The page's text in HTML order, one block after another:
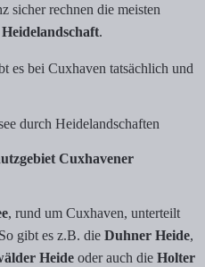
sicher rechnen die meisten
Heidelandschaft.
es bei Cuxhaven tatsächlich und
Cuxhavener
, rund um Cuxhaven, unterteilt
gibt es z.B. die Duhner Heide,
Heide oder auch die Holter